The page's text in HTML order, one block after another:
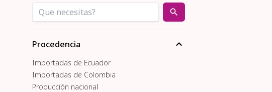
Procedencia
Importadas de Ecuador
Importadas de Colombia
Producción nacional